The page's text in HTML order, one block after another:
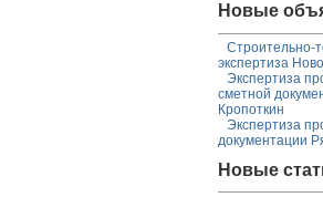
Новые
Строительно-
экспертиза
Экспертиза
сметной
Кропоткин
Экспертиза
документации
Новые